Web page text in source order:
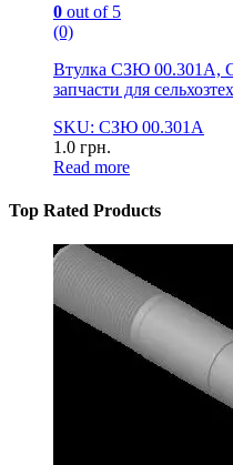
0 out of 5
(0)
Втулка СЗЮ 00.301А,
запчасти для
SKU: СЗЮ 00.301А
1.0 грн.
Read more
Top Rated Products